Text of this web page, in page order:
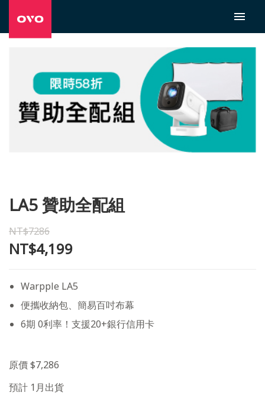
LA5 贊助全配組
NT$7286
NT$4,199
Warpple LA5
便攜收納包、簡易百吋布幕
6期 0利率！支援20+銀行信用卡
原價 $7,286
預計 1月出貨